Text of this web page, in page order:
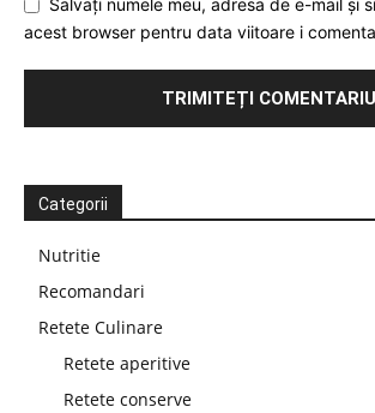
Salvați numele meu, adresa de e-mail și
acest browser pentru data viitoare i
Categorii
Nutritie
Recomandari
Retete Culinare
Retete aperitive
Retete conserve